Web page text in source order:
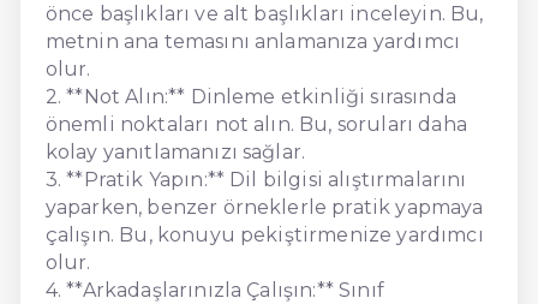
önce başlıkları ve alt başlıkları inceleyin. Bu,
metnin ana temasını anlamanıza yardımcı
olur.
2. **Not Alın:** Dinleme etkinliği sırasında
önemli noktaları not alın. Bu, soruları daha
kolay yanıtlamanızı sağlar.
3. **Pratik Yapın:** Dil bilgisi alıştırmalarını
yaparken, benzer örneklerle pratik yapmaya
çalışın. Bu, konuyu pekiştirmenize yardımcı
olur.
4. **Arkadaşlarınızla Çalışın:** Sınıf